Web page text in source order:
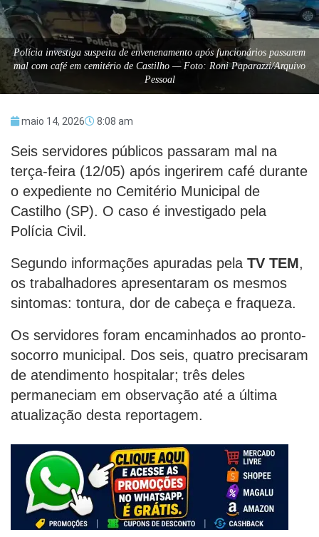
Polícia investiga suspeita de envenenamento após funcionários passarem
mal com café em cemitério de Castilho — Foto: Roni Paparazzi/Arquivo
Pessoal
maio 14, 2026 8:08 am
Seis servidores públicos passaram mal na
terça-feira (12/05) após ingerirem café durante
o expediente no Cemitério Municipal de
Castilho (SP). O caso é investigado pela
Polícia Civil.
Segundo informações apuradas pela TV TEM,
os trabalhadores apresentaram os mesmos
sintomas: tontura, dor de cabeça e fraqueza.
Os servidores foram encaminhados ao pronto-
socorro municipal. Dos seis, quatro precisaram
de atendimento hospitalar; três deles
permaneciam em observação até a última
atualização desta reportagem.